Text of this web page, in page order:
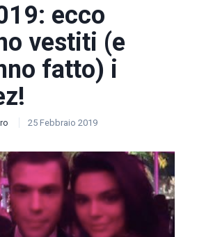
ecco
vestiti (e
fatto) i
25 Febbraio 2019